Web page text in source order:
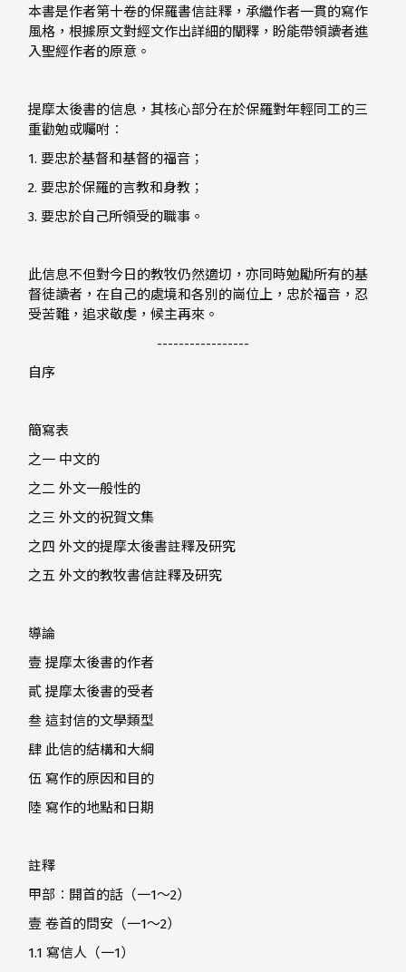
本書是作者第十卷的保羅書信註釋，承繼作者一貫的寫作
風格，根據原文對經文作出詳細的闡釋，盼能帶領讀者進
入聖經作者的原意。
提摩太後書的信息，其核心部分在於保羅對年輕同工的三
重勸勉或囑咐︰
1. 要忠於基督和基督的福音；
2. 要忠於保羅的言教和身教；
3. 要忠於自己所領受的職事。
此信息不但對今日的教牧仍然適切，亦同時勉勵所有的基
督徒讀者，在自己的處境和各別的崗位上，忠於福音，忍
受苦難，追求敬虔，候主再來。
-----------------
自序
簡寫表
之一 中文的
之二 外文一般性的
之三 外文的祝賀文集
之四 外文的提摩太後書註釋及研究
之五 外文的教牧書信註釋及研究
導論
壹 提摩太後書的作者
貳 提摩太後書的受者
叁 這封信的文學類型
肆 此信的結構和大綱
伍 寫作的原因和目的
陸 寫作的地點和日期
註釋
甲部︰開首的話（一1～2）
壹 卷首的問安（一1～2）
1.1 寫信人（一1）